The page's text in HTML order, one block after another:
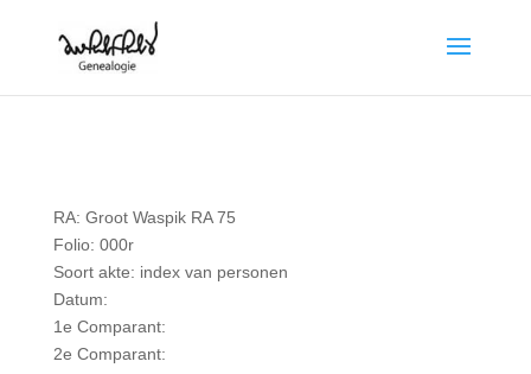
RA: Groot Waspik RA 75
Folio: 000r
Soort akte: index van personen
Datum:
1e Comparant:
2e Comparant: